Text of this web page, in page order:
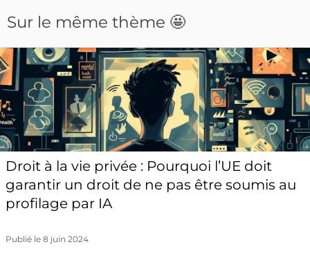
Sur le même thème 🤩
Droit à la vie privée : Pourquoi l’UE doit
garantir un droit de ne pas être soumis au
profilage par IA
Publié le 8 juin 2024